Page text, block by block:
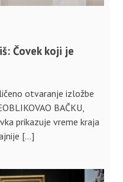
Čovek koji je
otvaranje izložbe
BAČKU,
prikazuje vreme kraja
[…]